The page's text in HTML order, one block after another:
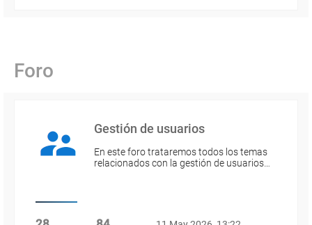
Foro
Gestión de usuarios
En este foro trataremos todos los temas
relacionados con la gestión de usuarios…